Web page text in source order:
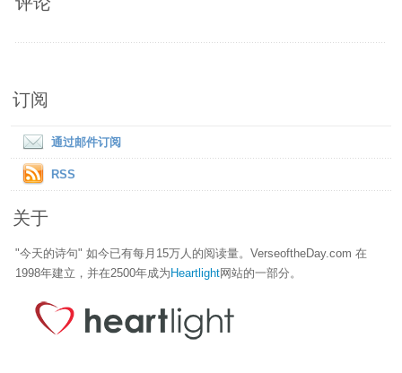
订阅
通过邮件订阅
RSS
关于
"今天的诗句" 如今已有每月15万人的阅读量。VerseoftheDay.com 在
1998年建立，并在2500年成为 Heartlight网站的一部分。